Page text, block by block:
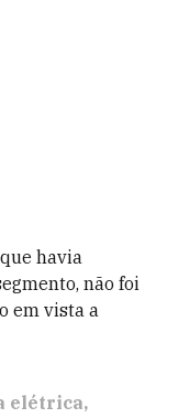
havia
não foi
em vista a
elétrica